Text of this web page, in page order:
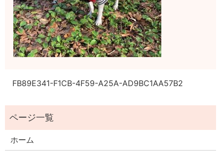
FB89E341-F1CB-4F59-A25A-AD9BC1AA57B2
ホーム